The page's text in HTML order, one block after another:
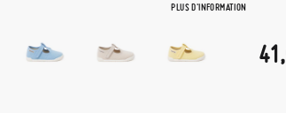
PLUS D'INFORMATION
41,